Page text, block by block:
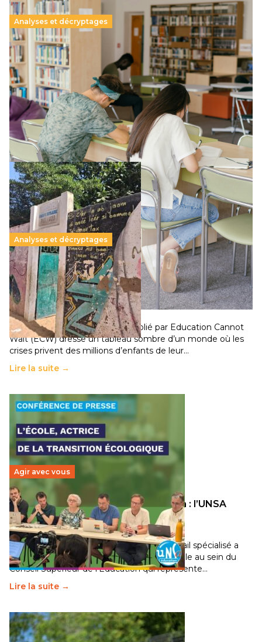
Analyses et décryptages
Supérieur privé : une dérive qui met à mal la
promesse républicaine
11 juillet 2026-
Le projet de loi sur la régulation de l’enseignement
supérieur privé met en lumière l’amplification d’un système
qui relègue l’acte pédagogique au superfétatoire, voire à…
Lire la suite →
Analyses et décryptages
258 millions d’enfants victimes de la guerre, des
chocs climatiques et des déplacements de
population
11 juillet 2026- National
Un nouveau rapport mondial publié par Education Cannot
Wait (ECW) dresse un tableau sombre d’un monde où les
crises privent des millions d’enfants de leur…
Lire la suite →
Agir avec vous
Transition écologique de l’éducation : l’UNSA
Éducation fait bouger les lignes
30 juin 2026-National
Pendant plusieurs mois, un groupe de travail spécialisé a
travaillé sur la transition écologique de l’Ecole au sein du
Conseil Supérieur de l’Éducation qui représente…
Lire la suite →